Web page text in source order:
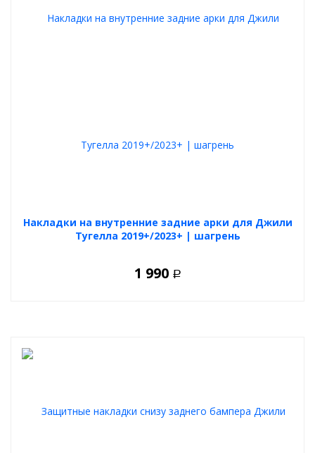
Накладки на внутренние задние арки для Джили
Тугелла 2019+/2023+ | шагрень
1 990 Р